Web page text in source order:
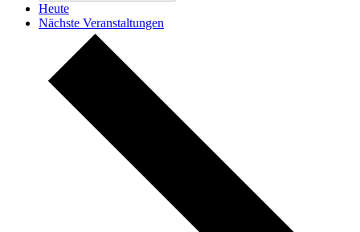
Heute
Nächste Veranstaltungen